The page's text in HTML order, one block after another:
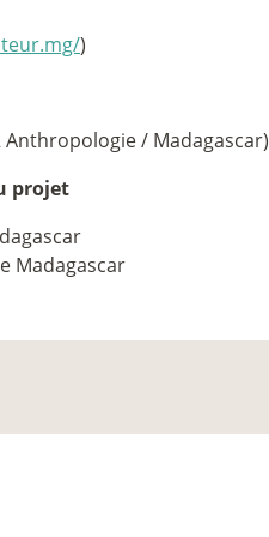
)
Anthropologie / Madagascar)
projet
Madagascar